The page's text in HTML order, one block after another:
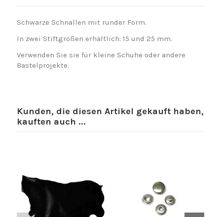
Schwarze Schnallen mit runder Form.
In zwei Stiftgrößen erhältlich: 15 und 25 mm.
Verwenden Sie sie für kleine Schuhe oder andere
Bastelprojekte.
Kunden, die diesen Artikel gekauft haben,
kauften auch ...